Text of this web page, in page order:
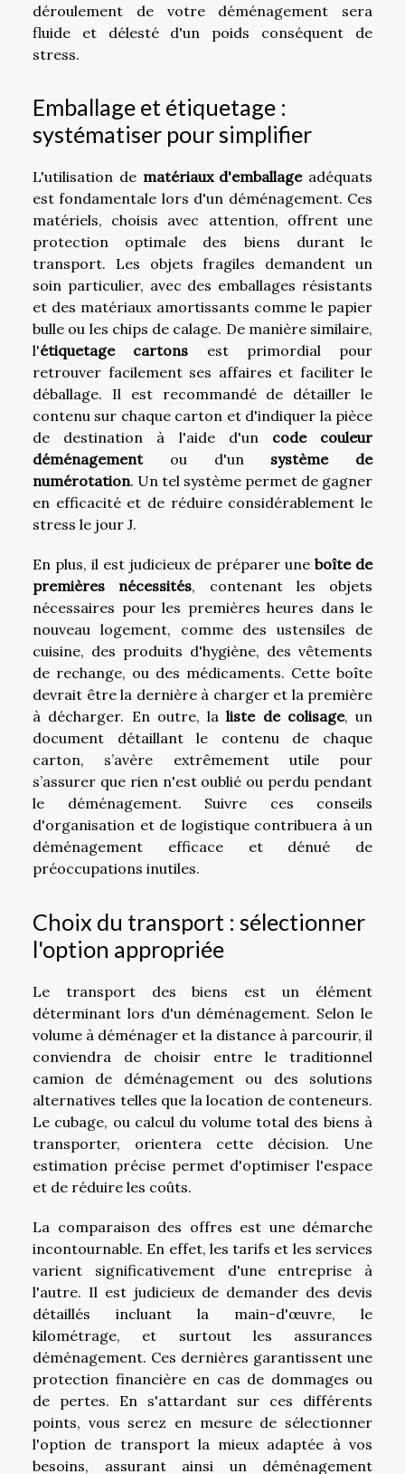
déroulement de votre déménagement sera
fluide et délesté d'un poids conséquent de
stress.
Emballage et étiquetage :
systématiser pour simplifier
L'utilisation de matériaux d'emballageadéquats
est fondamentale lors d'un déménagement. Ces
matériels, choisis avec attention, offrent une
protection optimale des biens durant le
transport. Les objets fragiles demandent un
soin particulier, avec des emballages résistants
et des matériaux amortissants comme le papier
bulle ou les chips de calage. De manière similaire,
l'étiquetage cartons est primordial pour
retrouver facilement ses affaires et faciliter le
déballage. Il est recommandé de détailler le
contenu sur chaque carton et d'indiquer la pièce
de destination à l'aide d'un code couleur
déménagementou d'un système de
numérotation. Un tel système permet de gagner
en efficacité et de réduire considérablement le
stress le jour J.
En plus, il est judicieux de préparer une boîte de
premières nécessités, contenant les objets
nécessaires pour les premières heures dans le
nouveau logement, comme des ustensiles de
cuisine, des produits d'hygiène, des vêtements
de rechange, ou des médicaments. Cette boîte
devrait être la dernière à charger et la première
à décharger. En outre, laliste de colisage, un
document détaillant le contenu de chaque
carton, s’avère extrêmement utile pour
s’assurer que rien n'est oublié ou perdu pendant
le déménagement. Suivre ces conseils
d'organisation et de logistique contribuera à un
déménagement efficace et dénué de
préoccupations inutiles.
Choix du transport : sélectionner
l'option appropriée
Le transport des biens est un élément
déterminant lors d'un déménagement. Selon le
volume à déménager et la distance à parcourir, il
conviendra de choisir entre le traditionnel
camion de déménagement ou des solutions
alternatives telles que la location de conteneurs.
Le cubage, ou calcul du volume total des biens à
transporter, orientera cette décision. Une
estimation précise permet d'optimiser l'espace
et de réduire les coûts.
La comparaison des offres est une démarche
incontournable. En effet, les tarifs et les services
varient significativement d'une entreprise à
l'autre. Il est judicieux de demander des devis
détaillés incluant la main-d'œuvre, le
kilométrage, et surtout les assurances
déménagement. Ces dernières garantissent une
protection financière en cas de dommages ou
de pertes. En s'attardant sur ces différents
points, vous serez en mesure de sélectionner
l'option de transport la mieux adaptée à vos
besoins, assurant ainsi un déménagement